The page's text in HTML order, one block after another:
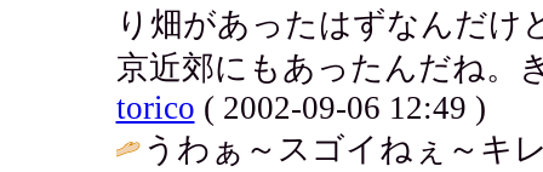
り畑があったはずなんだけ
京近郊にもあったんだね。
torico ( 2002-09-06 12:49 )
うわぁ～スゴイねぇ～キ